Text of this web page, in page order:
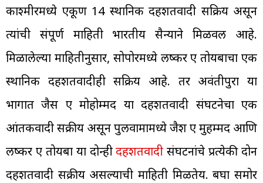
काश्मीरमध्ये एकूण 14 स्थानिक दहशतवादी सक्रिय असून
त्यांची संपूर्ण माहिती भारतीय सैन्याने मिळवली आहे.
मिळालेल्या माहितीनुसार, सोपोरमध्ये लष्कर ए तोयबाचा एक
स्थानिक दहशतवादीही सक्रिय आहे. तर अवंतीपुरा या
भागात जैस ए मोहोम्मद या दहशतवादी संघटनेचा एक
आंतकवादी सक्रीय असून पुलवामामध्ये जैश ए मुहम्मद आणि
लष्कर ए तोयबा या दोन्हीदहशतवादी संघटनांचे प्रत्येकी दोन
दहशतवादी सक्रीय असल्याची माहिती मिळतेय. बघा समोर